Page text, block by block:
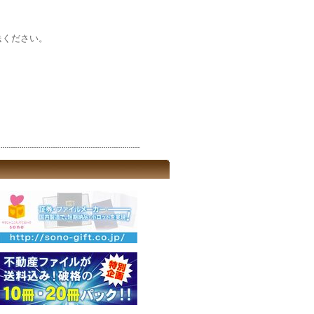
ださい。